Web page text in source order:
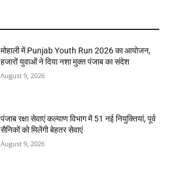
मोहाली में Punjab Youth Run 2026 का आयोजन,
हजारों युवाओं ने दिया नशा मुक्त पंजाब का संदेश
August 9, 2026
पंजाब रक्षा सेवाएं कल्याण विभाग में 51 नई नियुक्तियां, पूर्व
सैनिकों को मिलेंगी बेहतर सेवाएं
August 9, 2026